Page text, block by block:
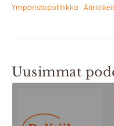
Ympäristöpolitiikka
Uusimmat